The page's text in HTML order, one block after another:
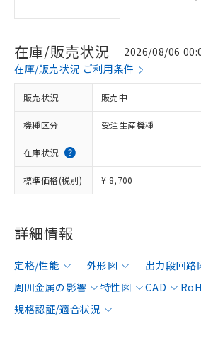
在庫/販売状況
2026/08/06
在庫/販売状況 ご利用条件
販売状況 販売中
機種区分 受注生産機種
在庫状況
標準価格(税別) ¥ 8,700
詳細情報
定格/性能 外形図 出力段回路
周囲金属の影響
特性図 CAD
規格認証/適合状況